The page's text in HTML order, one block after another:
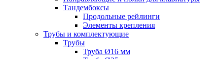
Тандембоксы
Продольные рейлинги
Элементы крепления
Трубы и комплектующие
Трубы
Труба Ø16 мм